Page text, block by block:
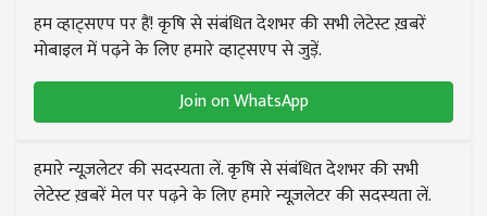
हम व्हाट्सएप पर हैं! कृषि से संबंधित देशभर की सभी लेटेस्ट ख़बरें
मोबाइल में पढ़ने के लिए हमारे व्हाट्सएप से जुड़ें.
Join on WhatsApp
हमारे न्यूज़लेटर की सदस्यता लें. कृषि से संबंधित देशभर की सभी
लेटेस्ट ख़बरें मेल पर पढ़ने के लिए हमारे न्यूज़लेटर की सदस्यता लें.